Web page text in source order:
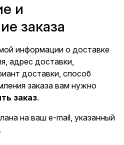
и
заказа
информации о доставке
адрес доставки,
доставки, способ
заказа вам нужно
заказ.
на ваш e-mail, указанный